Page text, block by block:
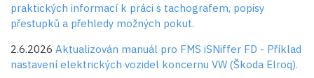
praktických informací k práci s tachografem, popisy
přestupků a přehledy možných pokut.
2.6.2026 Aktualizován manuál pro FMS iSNiffer FD - Příklad
nastavení elektrických vozidel koncernu VW (Škoda Elroq).